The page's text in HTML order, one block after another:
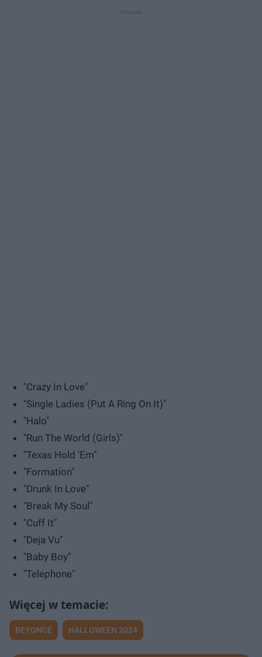
"Crazy In Love"
"Single Ladies (Put A Ring On It)"
"Halo"
"Run The World (Girls)"
"Texas Hold 'Em"
"Formation"
"Drunk In Love"
"Break My Soul"
"Cuff It"
"Deja Vu"
"Baby Boy"
"Telephone"
BEYONCÉ HALLOWEEN 2024